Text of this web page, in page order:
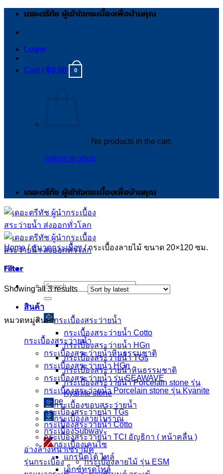
Skip
content
เดอะตรีทัช ผู้เข้าใจกระเบื้องเพื่อบ้านคุณ
Login
Cart / ฿0.00 0
No products in the cart.
Return to shop
เดอะตรีทัช ผู้เข้าใจกระเบื้องเพื่อบ้านคุณ
Search
for:
สินค้า
กระเบื้องสระว่ายนํ้า
กระเบื้องสระว่ายน้ำ Cotto
กระเบื้องสระว่ายน้ำ HGn
กระเบื้องสระว่ายน้ำ TGs
กระเบื้องสระว่ายน้ำหินธรรมชาติ
กระเบื้องสระว่ายนํ้า Porcelain stone รุ่น
Kyanite stone
กระเบื้องขอบสระว่ายน้ำ
กระเบื้องลายโบราณ
กระเบื้องSubway
กระเบื้องเคนไซ
แกรนิตโต้ ไทล์
เอ็กซ์ทรูดไทล์
Home / ขนาดกระเบื้อง /กระเบื้องลายไม้ ขนาด 20×120 ซม.
Filter
Showing all 3 resultsSorted
หมวดหมู่สินค้า
กระเบื้องสระว่ายน้ำ
กระเบื้องสระว่ายน้ำหินธรรมชาติ
กระเบื้องสระว่ายน้ำ HGn
กระเบื้องสระว่ายนํ้า รุ่น SEAWAVE
กระเบื้องสระว่ายนํ้า Porcelain stone รุ่น Kyanite
stone
กระเบื้องสระว่ายน้ำ TGs
กระเบื้องสระว่ายน้ำ Cotto
กระเบื้องสระว่ายนํ้า TCI อัญธิกา ( หน้าคลื่น )
อ่างล้างหน้าเซรามิค
รุ่นกระเบื้อง
กระเบื้องลายไม้ รุ่น ESM